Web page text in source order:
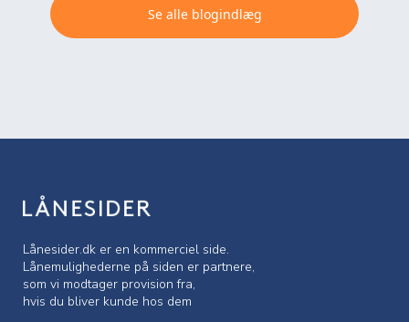
Se alle blogindlæg
Lånesider.dk er en kommerciel side.
Lånemulighederne på siden er partnere,
som vi modtager provision fra,
hvis du bliver kunde hos dem